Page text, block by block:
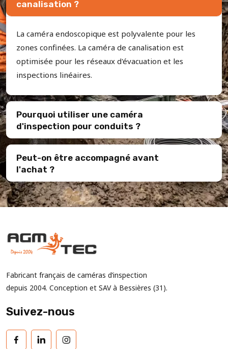
canalisation ?
La caméra endoscopique est polyvalente pour les
zones confinées. La caméra de canalisation est
optimisée pour les réseaux d'évacuation et les
inspections linéaires.
Pourquoi utiliser une caméra
d'inspection pour conduits ?
Peut-on être accompagné avant
l'achat ?
Fabricant français de caméras d’inspection
depuis 2004. Conception et SAV à Bessières (31).
Suivez-nous
FacebookLinkedIn